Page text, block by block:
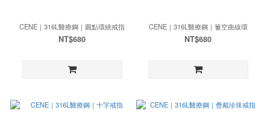
CENE｜316L醫療鋼｜圓點環繞戒指
NT$680
CENE｜316L醫療鋼｜簍空曲線環
NT$680